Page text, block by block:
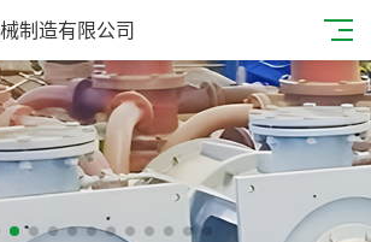
制造有限公司